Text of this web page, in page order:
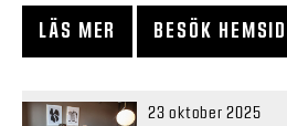
LÄS MER BESÖK
23 oktober 2025